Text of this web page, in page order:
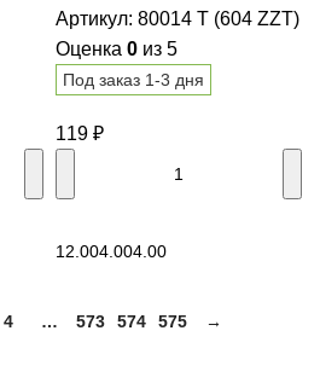
Артикул: 80014 T (604 ZZT)
Оценка 0 из 5
Под заказ 1-3 дня
119 ₽
12.004.004.00
4 … 573 574 575 →